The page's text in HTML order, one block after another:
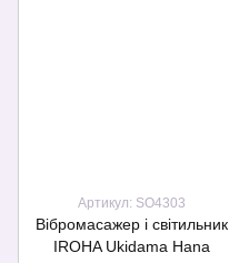
Артикул: SO4303
Вібромасажер і світильник
IROHA Ukidama Hana